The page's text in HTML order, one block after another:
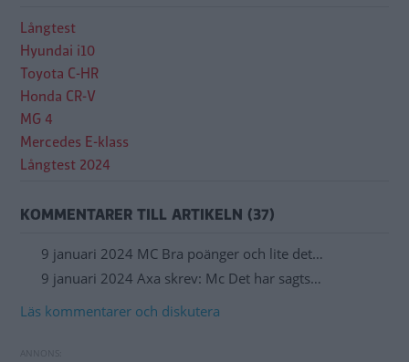
Långtest
Hyundai i10
Toyota C-HR
Honda CR-V
MG 4
Mercedes E-klass
Långtest 2024
KOMMENTARER TILL ARTIKELN (37)
9 januari 2024 MC Bra poänger och lite det…
9 januari 2024 Axa skrev: Mc Det har sagts…
Läs kommentarer och diskutera